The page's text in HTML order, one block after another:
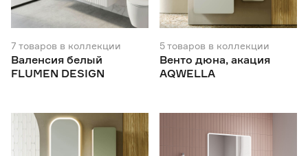
7 товаров в коллекции
Валенсия белый
FLUMEN DESIGN
5товаров в коллекции
Венто дюна, акация
AQWELLA